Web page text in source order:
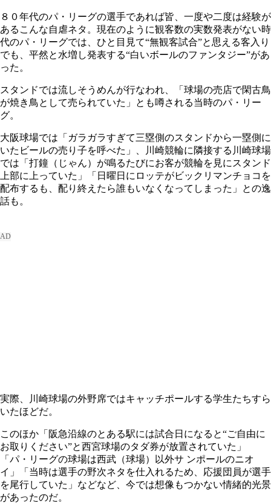
８０年代のパ・リーグの選手であれば皆、一度や二度は経験が
あるこんな自虐ネタ。現在のように観客数の実数発表がない時
代のパ・リーグでは、ひと目見て“無観客試合”と思える客入り
でも、平然と水増し発表する“白いボールのファンタジー”があ
った。
スタンドでは流しそうめんが行なわれ、「球場の売店で閑古鳥
が焼き鳥として売られていた」とも噂される当時のパ・リー
グ。
大阪球場では「ガラガラすぎて三塁側のスタンドから一塁側に
いたビールの売り子を呼べた」、川崎競輪に隣接する川崎球場
では「打鐘（じゃん）が鳴るたびにお客が競輪を見にスタンド
上部に上っていた」「日曜日にロッテがビックリマンチョコを
配布するも、配り終えたら誰もいなくなってしまった」との逸
話も。
実際、川崎球場の外野席ではキャッチポールする学生たちすら
いたほどだ。
このほか「阪急沿線のとある駅には試合日になると“ご自由に
お取りください”と西宮球場のタダ券が放置されていた」
「パ・リーグの球場は西武（球場）以外サ ンポールのニオ
イ」「当時は選手の野次ネタを仕入れるため、応援団員が選手
を尾行していた」などなど、今では想像もつかない情緒的光景
があったのだ。